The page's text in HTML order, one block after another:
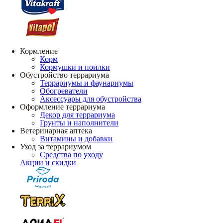
Кормление
Корм
Кормушки и поилки
Обустройство террариума
Террариумы и фаунариумы
Обогреватели
Аксессуары для обустройства
Оформление террариума
Декор для террариума
Грунты и наполнители
Ветеринарная аптека
Витамины и добавки
Уход за террариумом
Средства по уходу
Акции и скидки